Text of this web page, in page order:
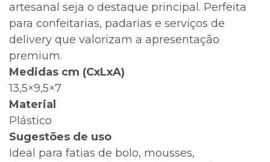
artesanal seja o destaque principal. Perfeita
para confeitarias, padarias e serviços de
delivery que valorizam a apresentação
premium.
Medidas cm (CxLxA)
13,5×9,5×7
Material
Plástico
Sugestões de uso
Ideal para fatias de bolo, mousses,